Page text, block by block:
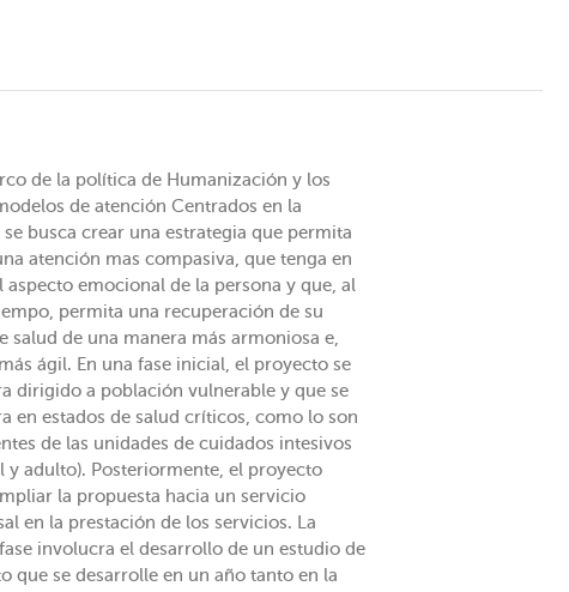
de la política de Humanización y los
de atención Centrados en la
se busca crear una estrategia que permita
atención mas compasiva, que tenga en
aspecto emocional de la persona y que, al
permita una recuperación de su
salud de una manera más armoniosa e,
ágil. En una fase inicial, el proyecto se
dirigido a población vulnerable y que se
en estados de salud críticos, como lo son
de las unidades de cuidados intesivos
y adulto). Posteriormente, el proyecto
la propuesta hacia un servicio
en la prestación de los servicios. La
involucra el desarrollo de un estudio de
que se desarrolle en un año tanto en la